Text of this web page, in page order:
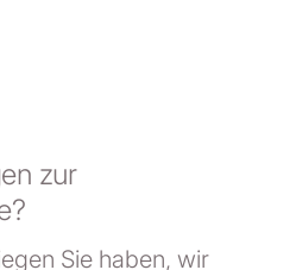
zur
Sie haben, wir